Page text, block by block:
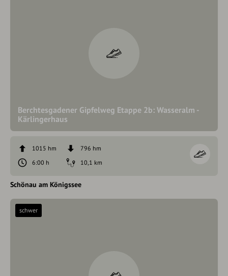
Berchtesgadener Gipfelweg Etappe 2b: Wasseralm -
Kärlingerhaus
1015 hm
796 hm
6:00 h
10,1 km
Schönau am Königssee
schwer